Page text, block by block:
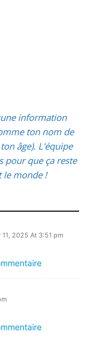
information
ton nom de
âge). L'équipe
pour que ça reste
le monde !
11, 2025 At 3:51 pm